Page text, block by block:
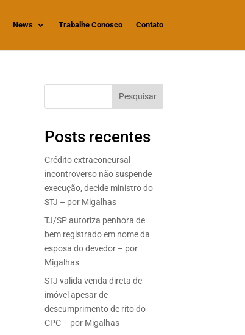
News Trabalhe Conosco Contato
Pesquisar
Posts recentes
Crédito extraconcursal
incontroverso não suspende
execução, decide ministro do
STJ – por Migalhas
TJ/SP autoriza penhora de
bem registrado em nome da
esposa do devedor – por
Migalhas
STJ valida venda direta de
imóvel apesar de
descumprimento de rito do
CPC – por Migalhas